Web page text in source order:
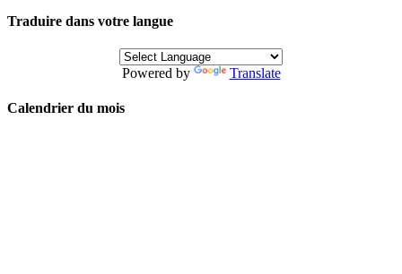
Traduire dans votre langue
Powered by Translate
Calendrier du mois